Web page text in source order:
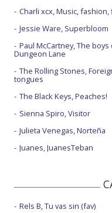
Charli xcx, Music, fashion,
Jessie Ware, Superbloom
Paul McCartney, The boys
Dungeon Lane
The Rolling Stones,
tongues
The Black Keys, Peaches!
Sienna Spiro, Visitor
Julieta Venegas, Norteña
Juanes, JuanesTeban
Rels B, Tu vas sin (fav)